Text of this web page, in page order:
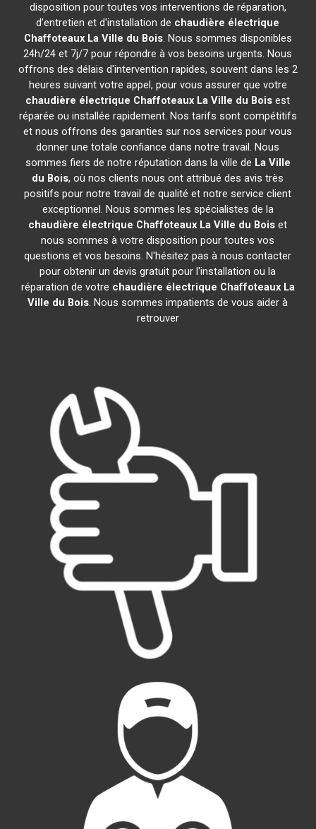
disposition pour toutes vos interventions de réparation,
d'entretien et d'installation de chaudière électrique
Chaffoteaux La Ville du Bois. Nous sommes disponibles
24h/24 et 7j/7 pour répondre à vos besoins urgents. Nous
offrons des délais d'intervention rapides, souvent dans les 2
heures suivant votre appel, pour vous assurer que votre
chaudière électrique Chaffoteaux La Ville du Bois est
réparée ou installée rapidement. Nos tarifs sont compétitifs
et nous offrons des garanties sur nos services pour vous
donner une totale confiance dans notre travail. Nous
sommes fiers de notre réputation dans la ville de La Ville
du Bois, où nos clients nous ont attribué des avis très
positifs pour notre travail de qualité et notre service client
exceptionnel. Nous sommes les spécialistes de la
chaudière électrique Chaffoteaux La Ville du Bois et
nous sommes à votre disposition pour toutes vos
questions et vos besoins. N'hésitez pas à nous contacter
pour obtenir un devis gratuit pour l'installation ou la
réparation de votre chaudière électrique Chaffoteaux La
Ville du Bois. Nous sommes impatients de vous aider à
retrouver